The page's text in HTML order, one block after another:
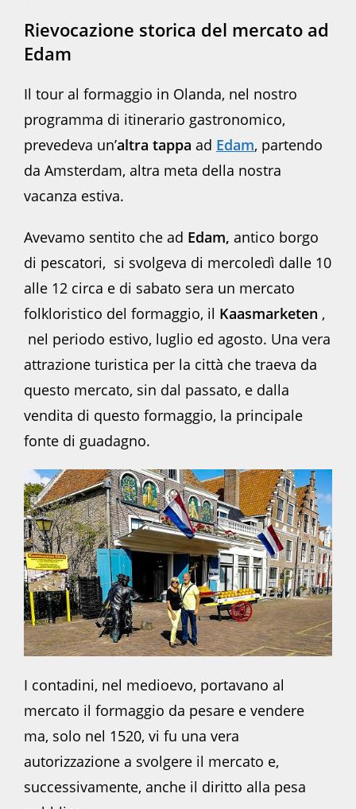
Rievocazione storica del mercato ad
Edam
Il tour al formaggio in Olanda, nel nostro
programma di itinerario gastronomico,
prevedeva un’altra tappa ad Edam, partendo
da Amsterdam, altra meta della nostra
vacanza estiva.
Avevamo sentito che ad Edam, antico borgo
di pescatori, si svolgeva di mercoledì dalle 10
alle 12 circa e di sabato sera un mercato
folkloristico del formaggio, il Kaasmarketen ,
nel periodo estivo, luglio ed agosto. Una vera
attrazione turistica per la città che traeva da
questo mercato, sin dal passato, e dalla
vendita di questo formaggio, la principale
fonte di guadagno.
I contadini, nel medioevo, portavano al
mercato il formaggio da pesare e vendere
ma, solo nel 1520, vi fu una vera
autorizzazione a svolgere il mercato e,
successivamente, anche il diritto alla pesa